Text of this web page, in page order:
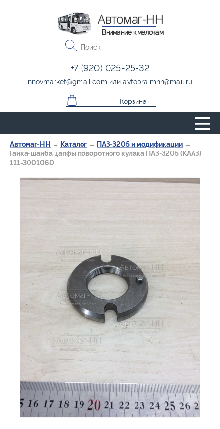
Автомаг-НН → Каталог → ПАЗ-3205 и модификации →
Гайка-шайба цапфы поворотного кулака ПАЗ-3205 (КААЗ)
111-3001060
Автомаг-НН
Внимание к мелочам
+7 (920) 025-25-32
nnovmarket@gmail.com илиavtopraimnn@mail.ru
Корзина